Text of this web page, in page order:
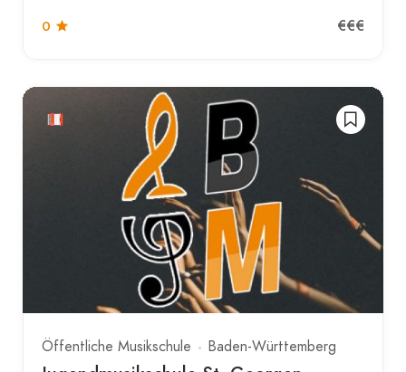
0 €€€
Öffentliche Musikschule Baden-Württemberg